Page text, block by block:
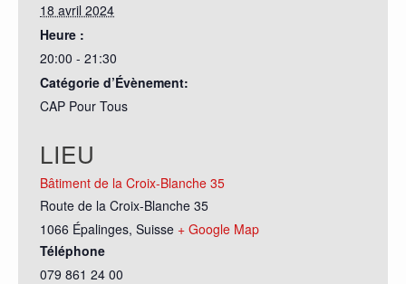
18 avril 2024
Heure :
20:00 - 21:30
Catégorie d’Évènement:
CAP Pour Tous
LIEU
Bâtiment de la Croix-Blanche 35
Route de la Croix-Blanche 35
1066 Épalinges, Suisse + Google Map
Téléphone
079 861 24 00